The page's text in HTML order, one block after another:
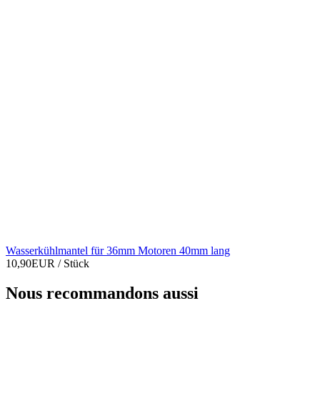
Wasserkühlmantel für 36mm Motoren 40mm lang
10,90EUR / Stück
Nous recommandons aussi